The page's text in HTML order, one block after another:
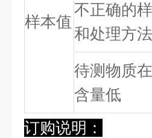
样本值
不正确的
和处理方法
待测物质
含量低
订购说明：